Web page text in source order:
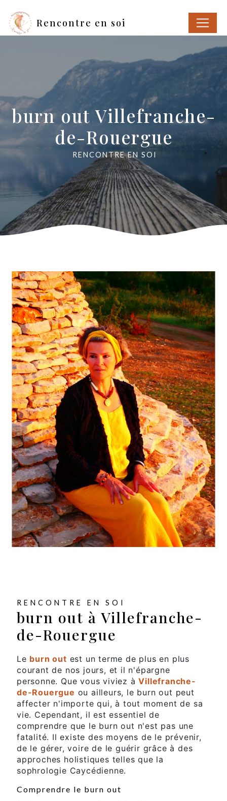
Rencontre en soi
burn out Villefranche-
de-Rouergue
RENCONTRE EN SOI
RENCONTRE EN SOI
burn out à Villefranche-
de-Rouergue
Le burn out est un terme de plus en plus
courant de nos jours, et il n'épargne
personne. Que vous viviez àVillefranche-
de-Rouergue ou ailleurs, le burn out peut
affecter n'importe qui, à tout moment de sa
vie. Cependant, il est essentiel de
comprendre que le burn out n'est pas une
fatalité. Il existe des moyens de le prévenir,
de le gérer, voire de le guérir grâce à des
approches holistiques telles que la
sophrologie Caycédienne.
Comprendre le burn out